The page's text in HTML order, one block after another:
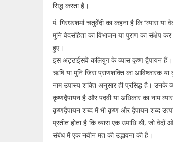
सिद्ध करता है।
पं. गिरधरशर्मा चतुर्वेदी का कहना है कि ‘‘व्यास
मुनि वेदसंहिता का विभाजन या पुराण का संक्षेप
हुए।
इस अट्ठाईसवें कलियुग के व्यास कृष्ण द्वैपायन
ऋषि या मुनि जिस प्राणशक्ति का आविष्कारक
नाम उपास्य शक्ति अनुसार ही प्रसिद्ध है। उनके
कृष्णद्वैपायन है और पदवी या अधिकार का नाम
कृष्णद्वैपायन शब्द में भी कृष्ण और द्वैपायन शब्द
प्रतीत होता है कि व्यास एक उपाधि थी, जो
संबंध में एक नवीन मत की उद्भावना की है।